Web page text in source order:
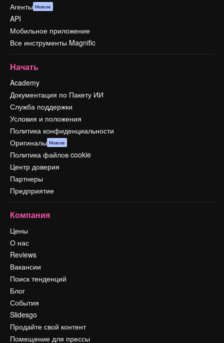
Агенты Новое
API
Мобильное приложение
Все инструменты Magnific
Начать
Academy
Документация по Пакету ИИ
Служба поддержки
Условия и положения
Политика конфиденциальности
Оригиналы Новое
Политика файлов cookie
Центр доверия
Партнеры
Предприятие
Компания
Цены
О нас
Reviews
Вакансии
Поиск тенденций
Блог
События
Slidesgo
Продайте свой контент
Помещение для прессы